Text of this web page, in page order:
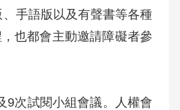
手語版以及有聲書等各種
也都會主動邀請障礙者參
9次試閱小組會議。人權會